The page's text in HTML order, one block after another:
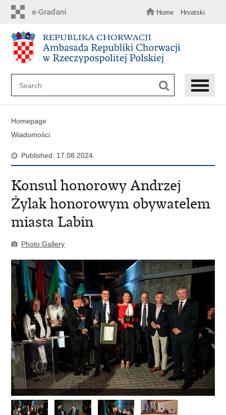
content
Home Hrvatski
Homepage
Wiadomości
Published: 17.08.2024.
Konsul honorowy Andrzej
Żylak honorowym obywatelem
miasta Labin
Photo Gallery